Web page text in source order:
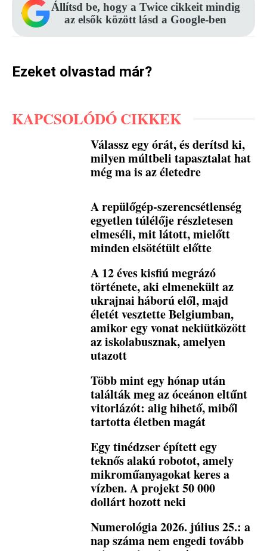
Állítsd be, hogy a Twice cikkeit mindig
az elsők között lásd a Google-ben
Ezeket olvastad már?
KAPCSOLÓDÓ CIKKEK
Válassz egy órát, és derítsd ki,
milyen múltbeli tapasztalat hat
még ma is az életedre
A repülőgép-szerencsétlenség
egyetlen túlélője részletesen
elmeséli, mit látott, mielőtt
minden elsötétült előtte
A 12 éves kisfiú megrázó
története, aki elmenekült az
ukrajnai háború elől, majd
életét vesztette Belgiumban,
amikor egy vonat nekiütközött
az iskolabusznak, amelyen
utazott
Több mint egy hónap után
találták meg az óceánon eltűnt
vitorlázót: alig hihető, miből
tartotta életben magát
Egy tinédzser épített egy
teknős alakú robotot, amely
mikroműanyagokat keres a
vízben. A projekt 50 000
dollárt hozott neki
Numerológia 2026. július 25.: a
nap száma nem engedi tovább